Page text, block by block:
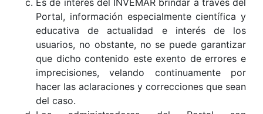
Es de interés del INVEMAR brindar a través del
Portal, información especialmente científica y
educativa de actualidad e interés de los
usuarios, no obstante, no se puede garantizar
que dicho contenido este exento de errores e
imprecisiones, velando continuamente por
hacer las aclaraciones y correcciones que sean
del caso.